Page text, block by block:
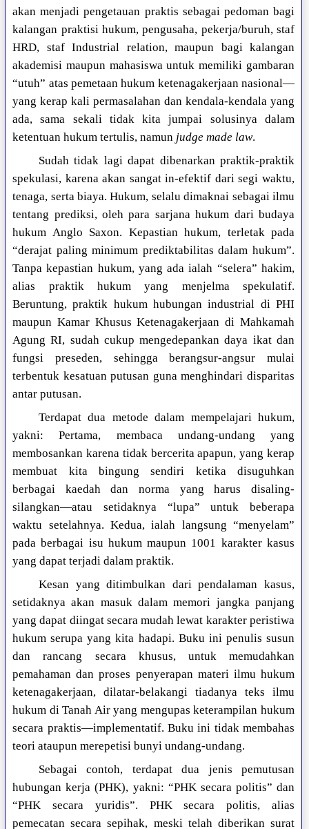
akan menjadi pengetauan praktis sebagai pedoman bagi
kalangan praktisi hukum, pengusaha, pekerja/buruh, staf
HRD, staf Industrial relation, maupun bagi kalangan
akademisi maupun mahasiswa untuk memiliki gambaran
“utuh” atas pemetaan hukum ketenagakerjaan nasional—
yang kerap kali permasalahan dan kendala-kendala yang
ada, sama sekali tidak kita jumpai solusinya dalam
ketentuan hukum tertulis, namun judge made law.
Sudah tidak lagi dapat dibenarkan praktik-praktik
spekulasi, karena akan sangat in-efektif dari segi waktu,
tenaga, serta biaya. Hukum, selalu dimaknai sebagai ilmu
tentang prediksi, oleh para sarjana hukum dari budaya
hukum Anglo Saxon. Kepastian hukum, terletak pada
“derajat paling minimum prediktabilitas dalam hukum”.
Tanpa kepastian hukum, yang ada ialah “selera” hakim,
alias praktik hukum yang menjelma spekulatif.
Beruntung, praktik hukum hubungan industrial di PHI
maupun Kamar Khusus Ketenagakerjaan di Mahkamah
Agung RI, sudah cukup mengedepankan daya ikat dan
fungsi preseden, sehingga berangsur-angsur mulai
terbentuk kesatuan putusan guna menghindari disparitas
antar putusan.
Terdapat dua metode dalam mempelajari hukum,
yakni: Pertama, membaca undang-undang yang
membosankan karena tidak bercerita apapun, yang kerap
membuat kita bingung sendiri ketika disuguhkan
berbagai kaedah dan norma yang harus disaling-
silangkan—atau setidaknya “lupa” untuk beberapa
waktu setelahnya. Kedua, ialah langsung “menyelam”
pada berbagai isu hukum maupun 1001 karakter kasus
yang dapat terjadi dalam praktik.
Kesan yang ditimbulkan dari pendalaman kasus,
setidaknya akan masuk dalam memori jangka panjang
yang dapat diingat secara mudah lewat karakter peristiwa
hukum serupa yang kita hadapi. Buku ini penulis susun
dan rancang secara khusus, untuk memudahkan
pemahaman dan proses penyerapan materi ilmu hukum
ketenagakerjaan, dilatar-belakangi tiadanya teks ilmu
hukum di Tanah Air yang mengupas keterampilan hukum
secara praktis—implementatif. Buku ini tidak membahas
teori ataupun merepetisi bunyi undang-undang.
Sebagai contoh, terdapat dua jenis pemutusan
hubungan kerja (PHK), yakni: “PHK secara politis” dan
“PHK secara yuridis”. PHK secara politis, alias
pemecatan secara sepihak, meski telah diberikan surat